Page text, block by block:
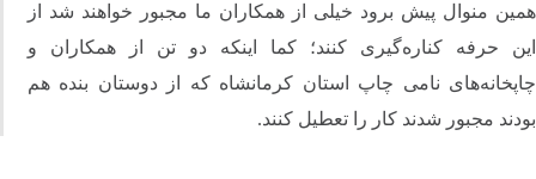
منوال پیش برود خیلی از همکاران ما مجبور خواهند شد از
حرفه کناره‌گیری کنند؛ کما اینکه دو تن از همکاران و
نامی چاپ استان کرمانشاه که از دوستان بنده هم
مجبور شدند کار را تعطیل کنند.